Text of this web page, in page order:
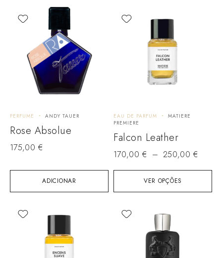
ADICIONAR
PERFUME ANDY TAUER
Rose Absolue
175,00 €
VER OPÇÕES
EAU DE PARFUM
MATIERE
PREMIERE
Falcon Leather
170,00 € – 250,00 €